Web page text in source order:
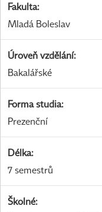
Fakulta:
Mladá Boleslav
Úroveň vzdělání:
Bakalářské
Forma studia:
Prezenční
Délka:
7 semestrů
Školné: